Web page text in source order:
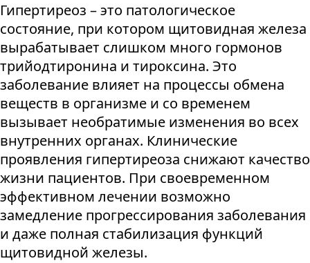
Я принимаю"Cоглашение
об обработке персональных
данных."
Отправить вопрос
Гипертиреоз – это патологическое
состояние, при котором щитовидная железа
вырабатывает слишком много гормонов
трийодтиронина и тироксина. Это
заболевание влияет на процессы обмена
веществ в организме и со временем
вызывает необратимые изменения во всех
внутренних органах. Клинические
проявления гипертиреоза снижают качество
жизни пациентов. При своевременном
эффективном лечении возможно
замедление прогрессирования заболевания
и даже полная стабилизация функций
щитовидной железы.